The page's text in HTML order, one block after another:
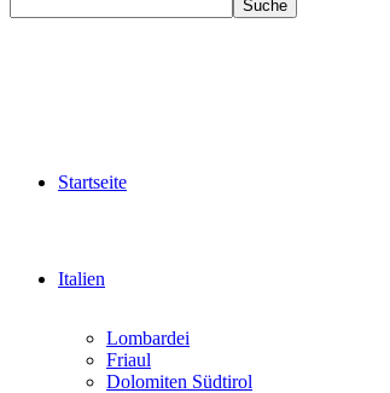
Startseite
Italien
Lombardei
Friaul
Dolomiten Südtirol